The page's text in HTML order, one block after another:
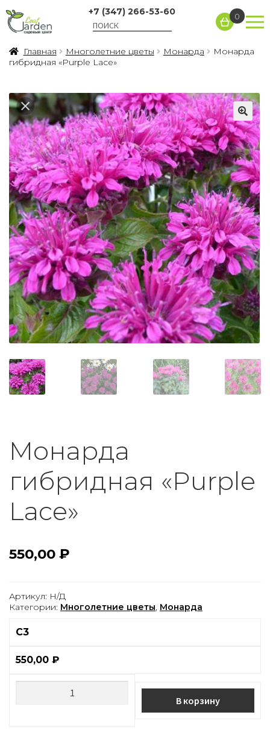
+7 (347) 266-53-60 0
Главная Многолетние цветы Монарда
Монарда
гибридная «Purple Lace»
Монарда
гибридная «Purple
Lace»
550,00 ₽
Артикул: Н/Д
Категории: Многолетние цветы, Монарда
С3
550,00 ₽
В корзину